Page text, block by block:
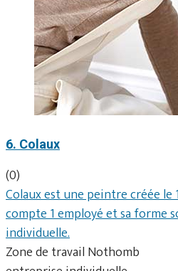
6. Colaux
(0)
Colaux est une peintre créée le
compte 1 employé et sa forme
individuelle.
Zone de travail Nothomb